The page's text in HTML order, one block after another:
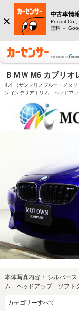
中古車情
Recruit Co.,
無料 －
ＢＭＷ M6 カブリオ
4.4 （サンマリノブルー・メタ
ンインテリアトリム ヘッドア
ンチAW
本体写真内容： シルバー
ム ヘッドアップ ソフト
ジ 白革 トッ…